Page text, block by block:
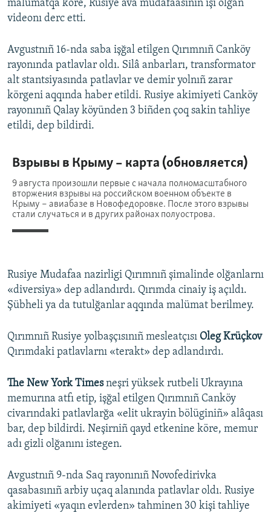
malümatqa köre, Rusiye ava mudafaasınıñ işi olğan
videonı derc etti.
Avgustnıñ 16-nda saba işğal etilgen Qırımnıñ Canköy
rayonında patlavlar oldı. Silâ anbarları, transformator
alt stantsiyasında patlavlar ve demir yolnıñ zarar
körgeni aqqında haber etildi. Rusiye akimiyeti Canköy
rayonınıñ Qalay köyünden 3 biñden çoq sakin tahliye
etildi, dep bildirdi.
Rusiye Mudafaa nazirligi Qırımnıñ şimalinde olğanlarnı
«diversiya» dep adlandırdı. Qırımda cinaiy iş açıldı.
Şübheli ya da tutulğanlar aqqında malümat berilmey.
Qırımnıñ Rusiye yolbaşçısınıñ mesleatçısı Oleg Krüçkov
Qırımdaki patlavlarnı «terakt» dep adlandırdı.
The New York Timesneşri yüksek rutbeli Ukrayına
memurına atfı etip, işğal etilgen Qırımnıñ Canköy
civarındaki patlavlarğa «elit ukrayin bölüginiñ» alâqası
bar, dep bildirdi. Neşirniñ qayd etkenine köre, memur
adı gizli olğanını istegen.
Avgustnıñ 9-nda Saq rayonınıñ Novofedirivka
qasabasınıñ arbiy uçaq alanında patlavlar oldı. Rusiye
akimiyeti «yaqın evlerden» tahminen 30 kişi tahliye